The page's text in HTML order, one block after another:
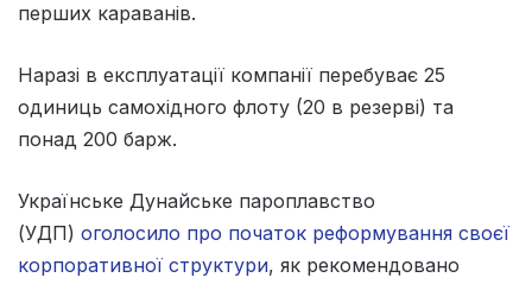
перших караванів.
Наразі в експлуатації компанії перебуває 25
одиниць самохідного флоту (20 в резерві) та
понад 200 барж.
Українське Дунайське пароплавство
(УДП) оголосило про початок реформування своєї
корпоративної структури, як рекомендовано